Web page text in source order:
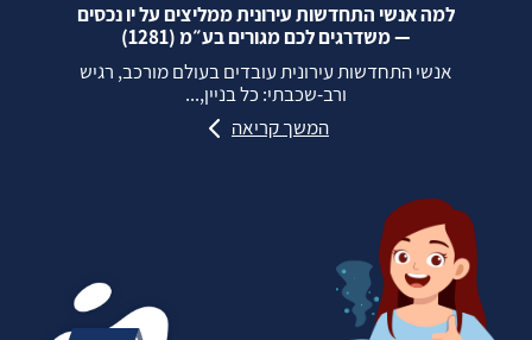
למה אנשי התחדשות עירונית ממליצים על יו נכסים
— משדרגים לכם מגורים בע״מ (1281)
אנשי התחדשות עירונית עובדים בעולם מורכב, רגיש
ורב‑שכבתי: כל בניין,...
המשך קריאה